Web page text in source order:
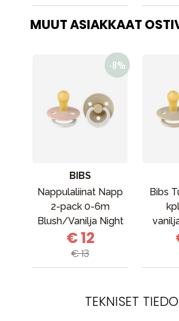
MUUT ASIAKKAAT
BIBS
Nappulaliinat Napp
2-pack 0-6m
Blush/Vanilja Night
€ 12
€ 13
Bibs
TEKNISET